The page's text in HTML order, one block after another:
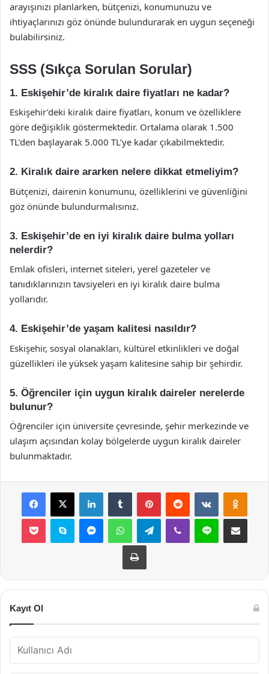
arayışınızı planlarken, bütçenizi, konumunuzu ve
ihtiyaçlarınızı göz önünde bulundurarak en uygun seçeneği
bulabilirsiniz.
SSS (Sıkça Sorulan Sorular)
1. Eskişehir’de kiralık daire fiyatları ne kadar?
Eskişehir’deki kiralık daire fiyatları, konum ve özelliklere
göre değişiklik göstermektedir. Ortalama olarak 1.500
TL’den başlayarak 5.000 TL’ye kadar çıkabilmektedir.
2. Kiralık daire ararken nelere dikkat etmeliyim?
Bütçenizi, dairenin konumunu, özelliklerini ve güvenliğini
göz önünde bulundurmalısınız.
3. Eskişehir’de en iyi kiralık daire bulma yolları
nelerdir?
Emlak ofisleri, internet siteleri, yerel gazeteler ve
tanıdıklarınızın tavsiyeleri en iyi kiralık daire bulma
yollarıdır.
4. Eskişehir’de yaşam kalitesi nasıldır?
Eskişehir, sosyal olanakları, kültürel etkinlikleri ve doğal
güzellikleri ile yüksek yaşam kalitesine sahip bir şehirdir.
5. Öğrenciler için uygun kiralık daireler nerelerde
bulunur?
Öğrenciler için üniversite çevresinde, şehir merkezinde ve
ulaşım açısından kolay bölgelerde uygun kiralık daireler
bulunmaktadır.
Facebook
X LinkedInTumblr PinterestReddit VKontakte
Pocket Skype MessengerWhatsAppTelegramViber Line E-Posta ile
Yazdır
Kayıt Ol